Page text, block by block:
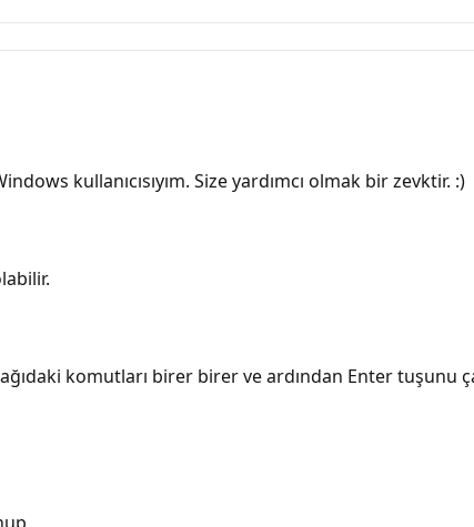
kullanıcısıyım. Size yardımcı olmak bir zevktir. :)
komutları birer birer ve ardından Enter tuşunu